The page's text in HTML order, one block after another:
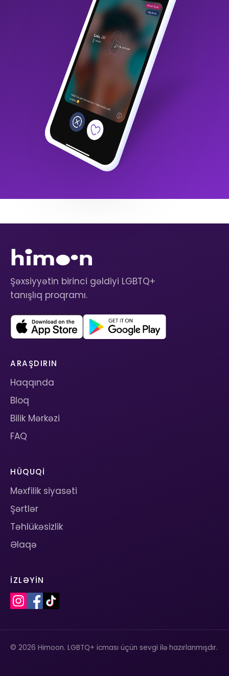
Şəxsiyyətin birinci gəldiyi LGBTQ+
tanışlıq proqramı.
ARAŞDIRIN
Haqqında
Bloq
Bilik Mərkəzi
FAQ
HÜQUQI
Məxfilik siyasəti
Şərtlər
Təhlükəsizlik
Əlaqə
İZLƏYIN
© 2026 Himoon. LGBTQ+ icması üçün sevgi ilə hazırlanmışdır.